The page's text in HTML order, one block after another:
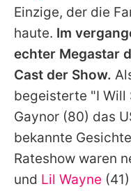
Einzige, der die
haute. Im
echter Megastar
Cast der Show.
begeisterte "I
Gaynor (80) das
bekannte
Rateshow waren
und Lil Wayne